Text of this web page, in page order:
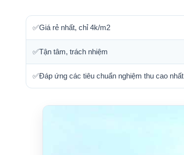
✅Giá rẻ nhất, chỉ 4k/m2
✅Tận tâm, trách nhiệm
✅Đáp ứng các tiêu chuẩn nghiệm thu cao nhất